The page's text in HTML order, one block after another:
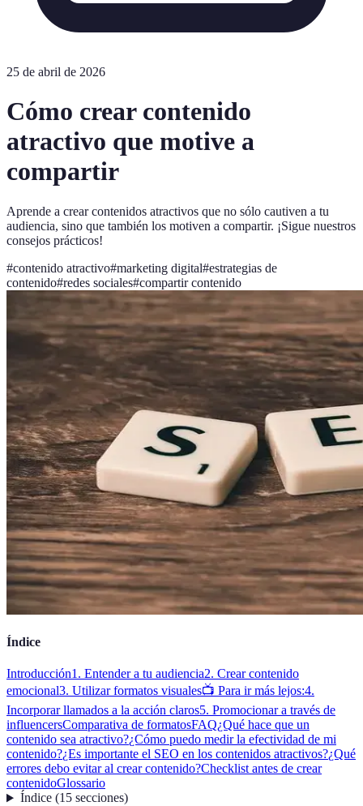
25 de abril de 2026
Cómo crear contenido
atractivo que motive a
compartir
Aprende a crear contenidos atractivos que no sólo cautiven a tu
audiencia, sino que también los motiven a compartir. ¡Sigue nuestros
consejos prácticos!
#contenido atractivo#marketing digital#estrategias de
contenido#redes sociales#compartir contenido
Índice
Introducción1. Entender a tu audiencia2. Crear contenido
emocional3. Utilizar formatos visuales📺 Para ir más lejos:4.
Incorporar llamados a la acción claros5. Promocionar a través de
influencersComparativa de formatosFAQ¿Qué hace que un
contenido sea atractivo?¿Cómo puedo medir la efectividad de mi
contenido?¿Es importante el SEO en los contenidos atractivos?¿Qué
errores debo evitar al crear contenido?Checklist antes de crear
contenidoGlossario
Índice(15 secciones)